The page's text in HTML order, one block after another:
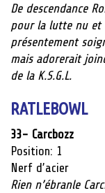
De descendance
pour la lutte nu et
présentement
mais adorerait
de la K.S.G.L.
RATLEBOWL
33- Carcbozz
Position: 1
Nerf d’acier
Rien n’ébranle